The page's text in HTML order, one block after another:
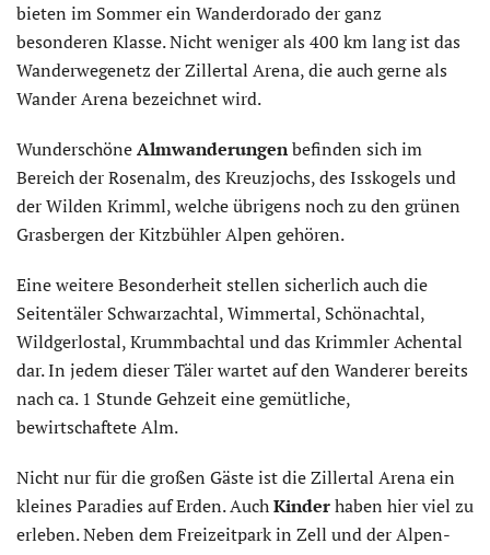
bieten im Sommer ein Wanderdorado der ganz
besonderen Klasse. Nicht weniger als 400 km lang ist das
Wanderwegenetz der Zillertal Arena, die auch gerne als
Wander Arena bezeichnet wird.
WunderschöneAlmwanderungenbefinden sich im
Bereich der Rosenalm, des Kreuzjochs, des Isskogels und
der Wilden Krimml, welche übrigens noch zu den grünen
Grasbergen der Kitzbühler Alpen gehören.
Eine weitere Besonderheit stellen sicherlich auch die
Seitentäler Schwarzachtal, Wimmertal, Schönachtal,
Wildgerlostal, Krummbachtal und das Krimmler Achental
dar. In jedem dieser Täler wartet auf den Wanderer bereits
nach ca. 1 Stunde Gehzeit eine gemütliche,
bewirtschaftete Alm.
Nicht nur für die großen Gäste ist die Zillertal Arena ein
kleines Paradies auf Erden. AuchKinderhaben hier viel zu
erleben. Neben dem Freizeitpark in Zell und der Alpen-